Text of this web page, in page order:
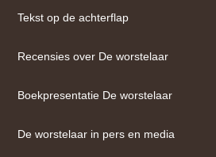
Tekst op de achterflap
Recensies over De worstelaar
Boekpresentatie De worstelaar
De worstelaar in pers en media